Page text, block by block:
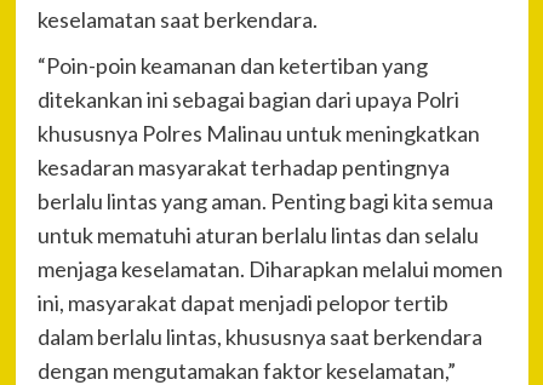
keselamatan saat berkendara.
“Poin-poin keamanan dan ketertiban yang
ditekankan ini sebagai bagian dari upaya Polri
khususnya Polres Malinau untuk meningkatkan
kesadaran masyarakat terhadap pentingnya
berlalu lintas yang aman. Penting bagi kita semua
untuk mematuhi aturan berlalu lintas dan selalu
menjaga keselamatan. Diharapkan melalui momen
ini, masyarakat dapat menjadi pelopor tertib
dalam berlalu lintas, khususnya saat berkendara
dengan mengutamakan faktor keselamatan,”